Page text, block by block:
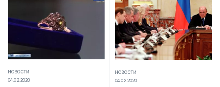
НОВОСТИ
04.02.2020
НОВОСТИ
04.02.2020